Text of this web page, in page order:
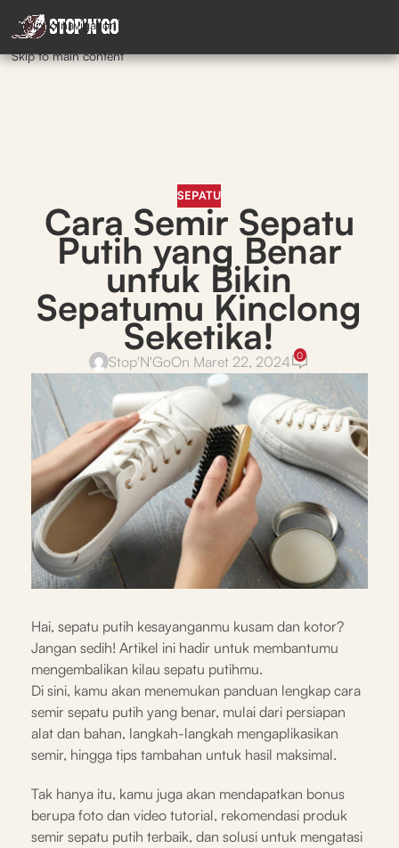
Skip to navigation
Skip to main content
SEPATU
Cara Semir Sepatu
Putih yang Benar
untuk Bikin
Sepatumu Kinclong
Seketika!
Stop'N'GoOn Maret 22, 2024 0
Hai, sepatu putih kesayanganmu kusam dan kotor?
Jangan sedih! Artikel ini hadir untuk membantumu
mengembalikan kilau sepatu putihmu.
Di sini, kamu akan menemukan panduan lengkap cara
semir sepatu putih yang benar, mulai dari persiapan
alat dan bahan, langkah-langkah mengaplikasikan
semir, hingga tips tambahan untuk hasil maksimal.
Tak hanya itu, kamu juga akan mendapatkan bonus
berupa foto dan video tutorial, rekomendasi produk
semir sepatu putih terbaik, dan solusi untuk mengatasi